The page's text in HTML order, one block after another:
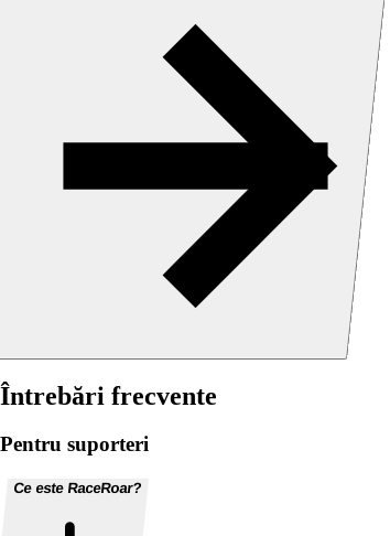
Întrebări frecvente
Pentru suporteri
Ce este RaceRoar?